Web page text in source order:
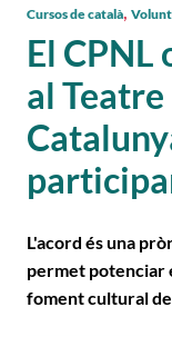
El CPNL
al
Cursos de català,
L'acord és una
permet potenciar
foment cultural